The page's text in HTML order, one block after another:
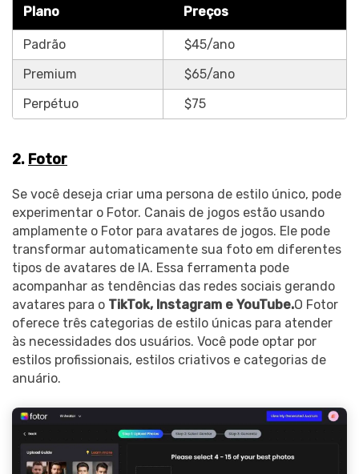
Plano Preços
Padrão
$45/ano
Premium
$65/ano
Perpétuo
$75
2. Fotor
Se você deseja criar uma persona de estilo único, pode
experimentar o Fotor. Canais de jogos estão usando
amplamente o Fotor para avatares de jogos. Ele pode
transformar automaticamente sua foto em diferentes
tipos de avatares de IA. Essa ferramenta pode
acompanhar as tendências das redes sociais gerando
avatares para o TikTok, Instagram e YouTube.O Fotor
oferece três categorias de estilo únicas para atender
às necessidades dos usuários. Você pode optar por
estilos profissionais, estilos criativos e categorias de
anuário.
Record Like a Pro, Edit
With AI Ease.
Record. Edit. Share. All with